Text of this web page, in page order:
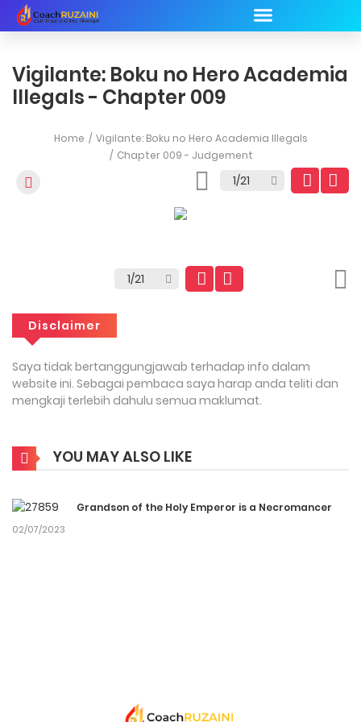
Vigilante: Boku no Hero Academia
Illegals - Chapter 009
Home
Vigilante: Boku no Hero Academia Illegals
Chapter 009 - Judgement
Disclaimer
Saya tidak bertanggungjawab terhadap info dalam
website ini. Sebagai pembaca saya harap anda teliti dan
mengkaji terlebih dahulu semua maklumat.
YOU MAY ALSO LIKE
Grandson of the Holy Emperor is a Necromancer
02/07/2023